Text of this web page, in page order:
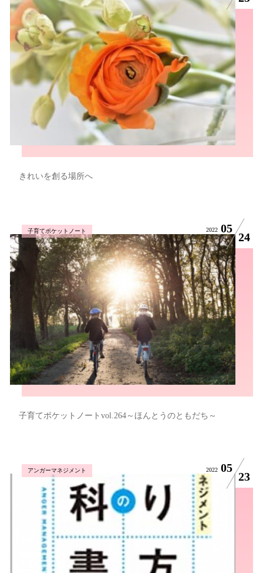
きれいを創る場所へ
子育てポケットノート 2022 05
24
子育てポケットノートvol.264～ほんとうのともだち～
アンガーマネジメント 2022 05
23